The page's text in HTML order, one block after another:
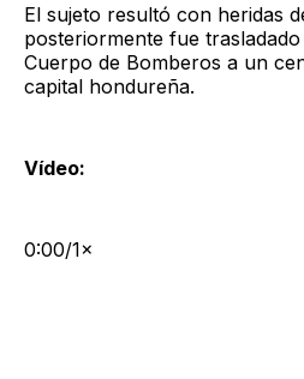
El sujeto resultó con heridas
posteriormente fue
Cuerpo de Bomberos a un
capital hondureña.
Vídeo:
0:00/1×